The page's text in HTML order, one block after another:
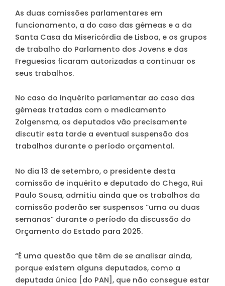
As duas comissões parlamentares em
funcionamento, a do caso das gémeas e a da
Santa Casa da Misericórdia de Lisboa, e os grupos
de trabalho do Parlamento dos Jovens e das
Freguesias ficaram autorizadas a continuar os
seus trabalhos.
No caso do inquérito parlamentar ao caso das
gémeas tratadas com o medicamento
Zolgensma, os deputados vão precisamente
discutir esta tarde a eventual suspensão dos
trabalhos durante o período orçamental.
No dia 13 de setembro, o presidente desta
comissão de inquérito e deputado do Chega, Rui
Paulo Sousa, admitiu ainda que os trabalhos da
comissão poderão ser suspensos “uma ou duas
semanas” durante o período da discussão do
Orçamento do Estado para 2025.
“É uma questão que têm de se analisar ainda,
porque existem alguns deputados, como a
deputada única [do PAN], que não consegue estar